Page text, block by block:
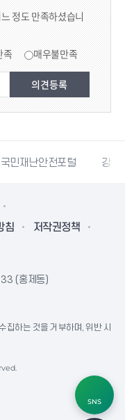
정도 만족하셨습니
족 매우불만족
국민재난안전포털 강릉
침
저작권정책
(홍제동)
집하는 것을 거부하며, 위반 시
SNS